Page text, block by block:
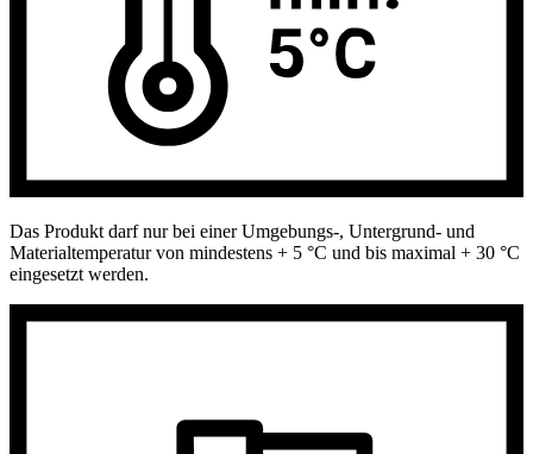
Das Produkt darf nur bei einer Umgebungs-, Untergrund- und
Materialtemperatur von mindestens + 5 °C und bis maximal + 30 °C
eingesetzt werden.